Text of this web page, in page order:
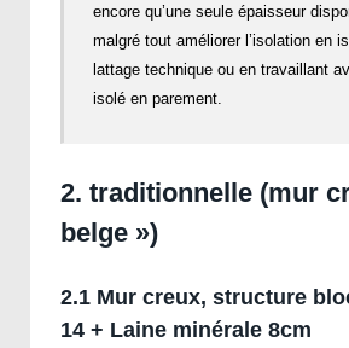
encore qu’une seule épaisseur
malgré tout améliorer l’isolation en
lattage technique ou en travaillant
isolé en parement.
2. traditionnelle (mur
belge »)
2.1 Mur creux, structure
14 + Laine minérale 8cm